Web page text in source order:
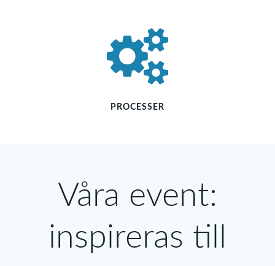
PROCESSER
Våra event:
inspireras till